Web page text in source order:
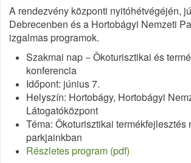
A rendezvény központi nyitóhétvégéjén,
Debrecenben és a Hortobágyi Nemzeti
izgalmas programok.
Szakmai nap −Ökoturisztikai és
konferencia
Időpont: június 7.
Helyszín: Hortobágy, Hortobágyi
Látogatóközpont
Téma: Ökoturisztikai termékfejlesztés
parkjainkban
Részletes program (pdf)